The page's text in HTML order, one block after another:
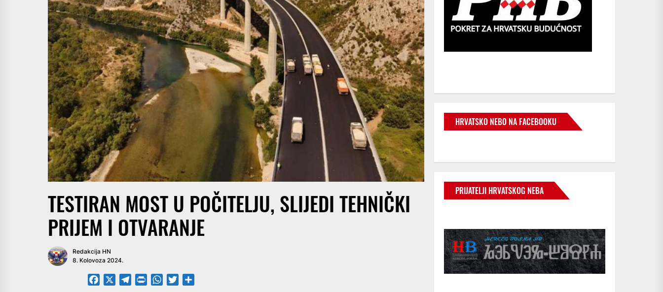
TESTIRAN MOST U POČITELJU, SLIJEDI TEHNIČKI
PRIJEM I OTVARANJE
Redakcija HN
8. Kolovoza 2024.
FacebookTelegramPrintFriendly
WhatsApp
Twitter
HRVATSKO NEBO NA FACEBOOKU
PRIJATELJI HRVATSKOG NEBA